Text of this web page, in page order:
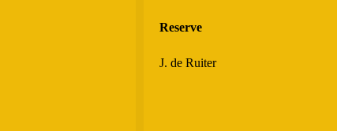
Reserve
J. de Ruiter